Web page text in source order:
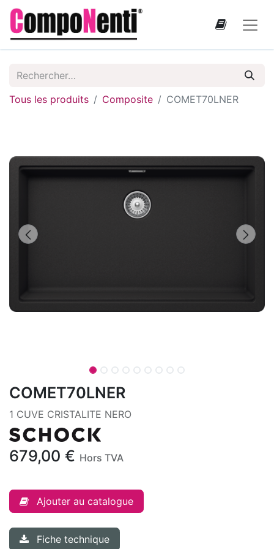
Tous les produits Composite COMET70LNER
COMET70LNER
1 CUVE CRISTALITE NERO
679,00 € Hors TVA
Ajouter au catalogue
Fiche technique